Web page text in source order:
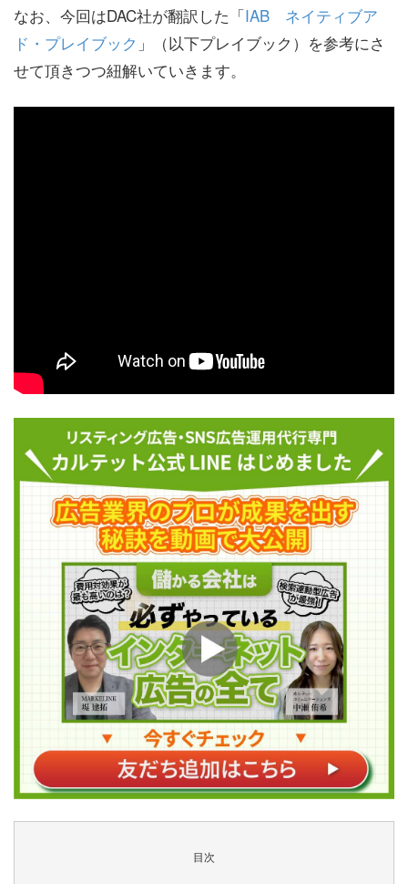
なお、今回はDAC社が翻訳した「IAB ネイティブア
ド・プレイブック 」（以下プレイブック）を参考にさ
せて頂きつつ紐解いていきます。
目次